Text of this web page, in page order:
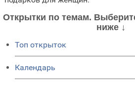
Открытки по темам.
ниже ↓
Топ открыток
Календарь